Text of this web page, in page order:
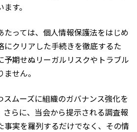
す。
たっては、個人情報保護法をはじめ
にクリアした手続きを徹底するた
予期せぬリーガルリスクやトラブル
せん。
スムーズに組織のガバナンス強化を
さらに、当会から提示される調査報
事実を羅列するだけでなく、その情